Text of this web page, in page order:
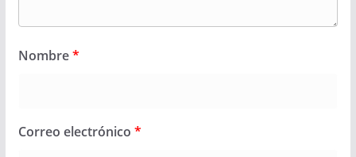
Nombre*
Correo electrónico *